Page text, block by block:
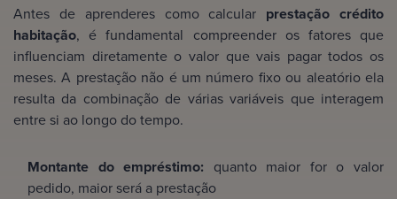
Antes de aprenderes como calcular prestação crédito
habitação, é fundamental compreender os fatores que
influenciam diretamente o valor que vais pagar todos os
meses. A prestação não é um número fixo ou aleatório ela
resulta da combinação de várias variáveis que interagem
entre si ao longo do tempo.
Montante do empréstimo: quanto maior for o valor
pedido, maior será a prestação